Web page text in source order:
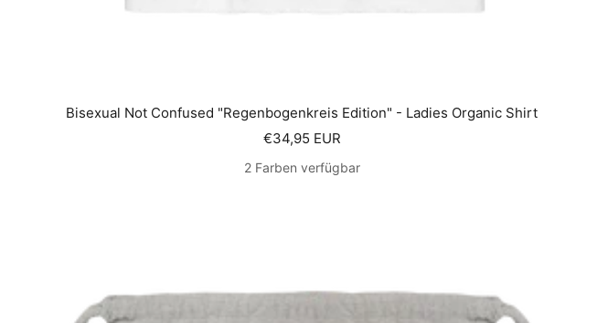
Bisexual Not Confused "Regenbogenkreis Edition" - Ladies Organic Shirt
Angebotspreis
€34,95 EUR
2 Farben verfügbar